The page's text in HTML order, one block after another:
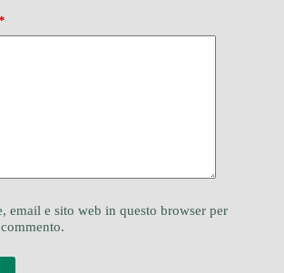
email e sito web in questo browser per